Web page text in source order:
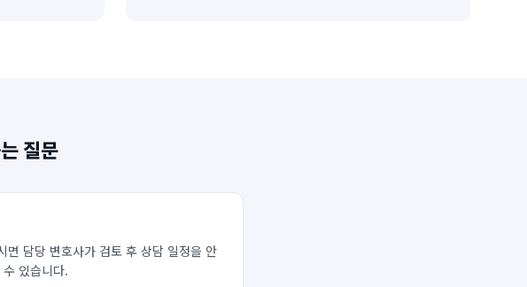
질문
담당 변호사가 검토 후 상담 일정을 안
있습니다.